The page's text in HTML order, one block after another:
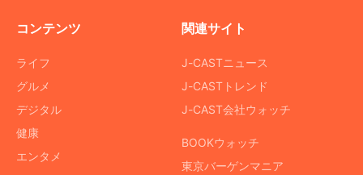
コンテンツ
ライフ
グルメ
デジタル
健康
エンタメ
関連サイト
J-CASTニュース
J-CASTトレンド
J-CAST会社ウォッチ
BOOKウォッチ
東京バーゲンマニア